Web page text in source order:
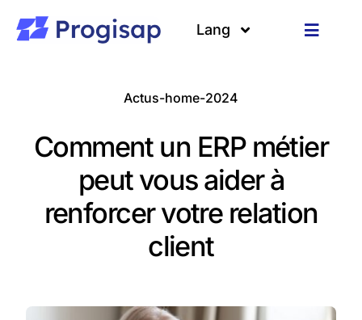
contenu
Toggle
Ressources
Lang
Actus-home-2024
Comment un ERP métier
peut vous aider à
renforcer votre relation
client